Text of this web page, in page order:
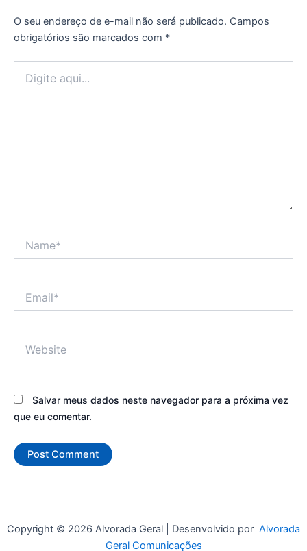
O seu endereço de e-mail não será publicado. Campos
obrigatórios são marcados com *
aqui...
Salvar meus dados neste navegador para a próxima vez
que eu comentar.
Copyright © 2026 Alvorada Geral | Desenvolvido por Alvorada
Geral Comunicações